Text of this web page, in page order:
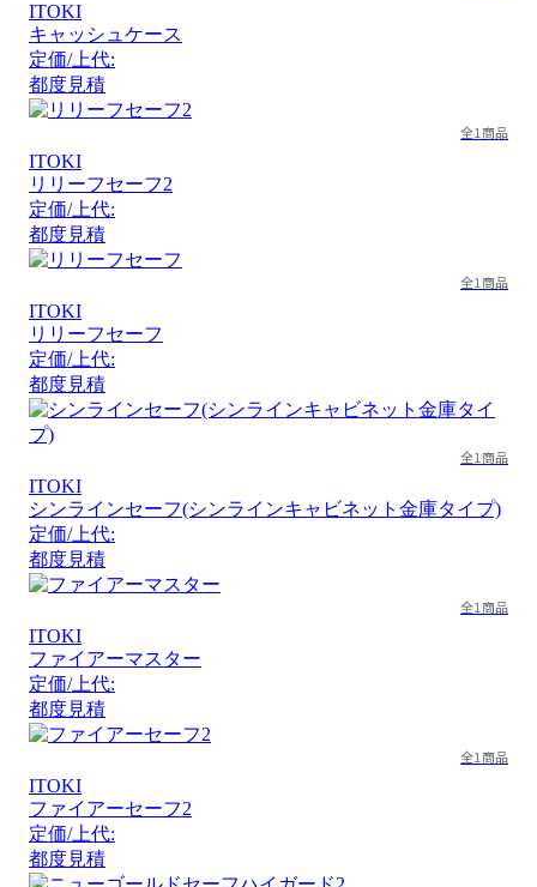
ITOKI
キャッシュケース
定価/上代:
都度見積
全1商品
ITOKI
リリーフセーフ2
定価/上代:
都度見積
全1商品
ITOKI
リリーフセーフ
定価/上代:
都度見積
全1商品
ITOKI
シンラインセーフ(シンラインキャビネット金庫タイプ)
定価/上代:
都度見積
全1商品
ITOKI
ファイアーマスター
定価/上代:
都度見積
全1商品
ITOKI
ファイアーセーフ2
定価/上代:
都度見積